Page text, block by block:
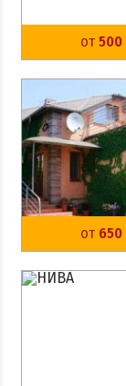
от 500
от 650